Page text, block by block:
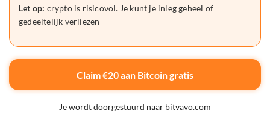
Let op: crypto is risicovol. Je kunt je inleg geheel of
gedeeltelijk verliezen
Claim €20 aan Bitcoin gratis
Je wordt doorgestuurd naar bitvavo.com